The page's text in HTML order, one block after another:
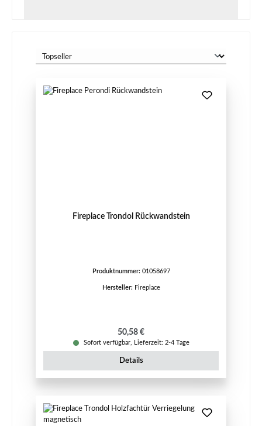
Fireplace Trondol Rückwandstein
Produktnummer: 01058697
Hersteller: Fireplace
Regulärer Preis:
50,58 €
Sofort verfügbar, Lieferzeit: 2-4 Tage
Details